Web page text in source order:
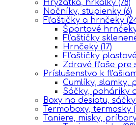
Hryzátka, hrkálky (78)
Nočníky, stupienky (6)
Fľaštičky a hrnčeky
Športové
Fľaštičky
Hrnčeky (17)
Fľaštičky plastové
Zdravé fľaše pre
Príslušenstvo k
Cumlíky, slamky,
Sáčky, poháriky
Boxy na desiatu, sáčky
Termoboxy, termosky
Taniere, misky,